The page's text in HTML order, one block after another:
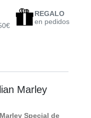
REGALO
en pedidos
Marley
Special de